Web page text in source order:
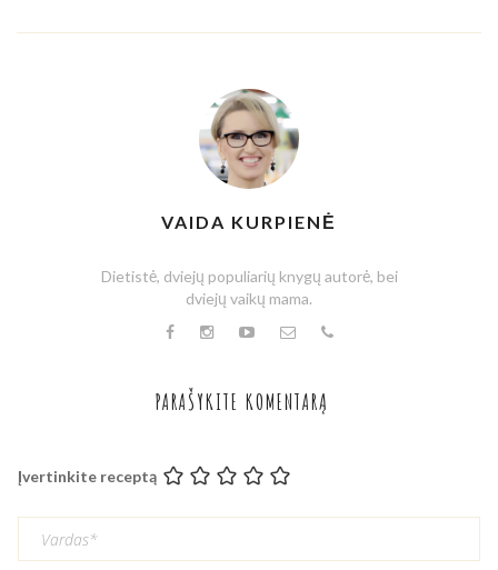
VAIDA KURPIENĖ
Dietistė, dviejų populiarių knygų autorė, bei
dviejų vaikų mama.
PARAŠYKITE KOMENTARĄ
Įvertinkite receptą